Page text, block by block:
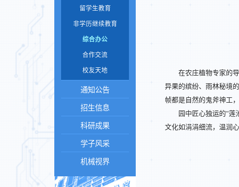
在农庄植物专家的
异果的缤纷、雨林秘境
帧都是自然的鬼斧神工
园中匠心独运的“
文化如涓涓细流，温润
留学生教育
非学历继续教育
综合办公
合作交流
校友天地
通知公告
招生信息
科研成果
学子风采
机械视界